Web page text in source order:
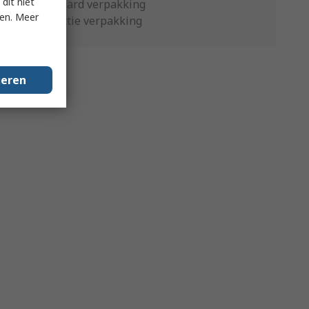
Standaard verpakking
Productie verpakking
Meer